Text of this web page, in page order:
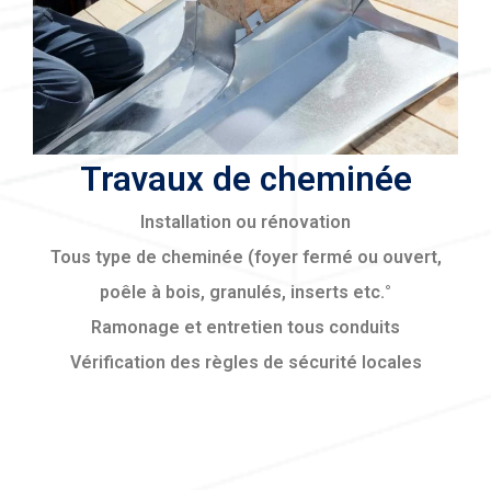
Travaux de cheminée
Installation ou rénovation
Tous type de cheminée (foyer fermé ou ouvert,
poêle à bois, granulés, inserts etc.°
Ramonage et entretien tous conduits
Vérification des règles de sécurité locales